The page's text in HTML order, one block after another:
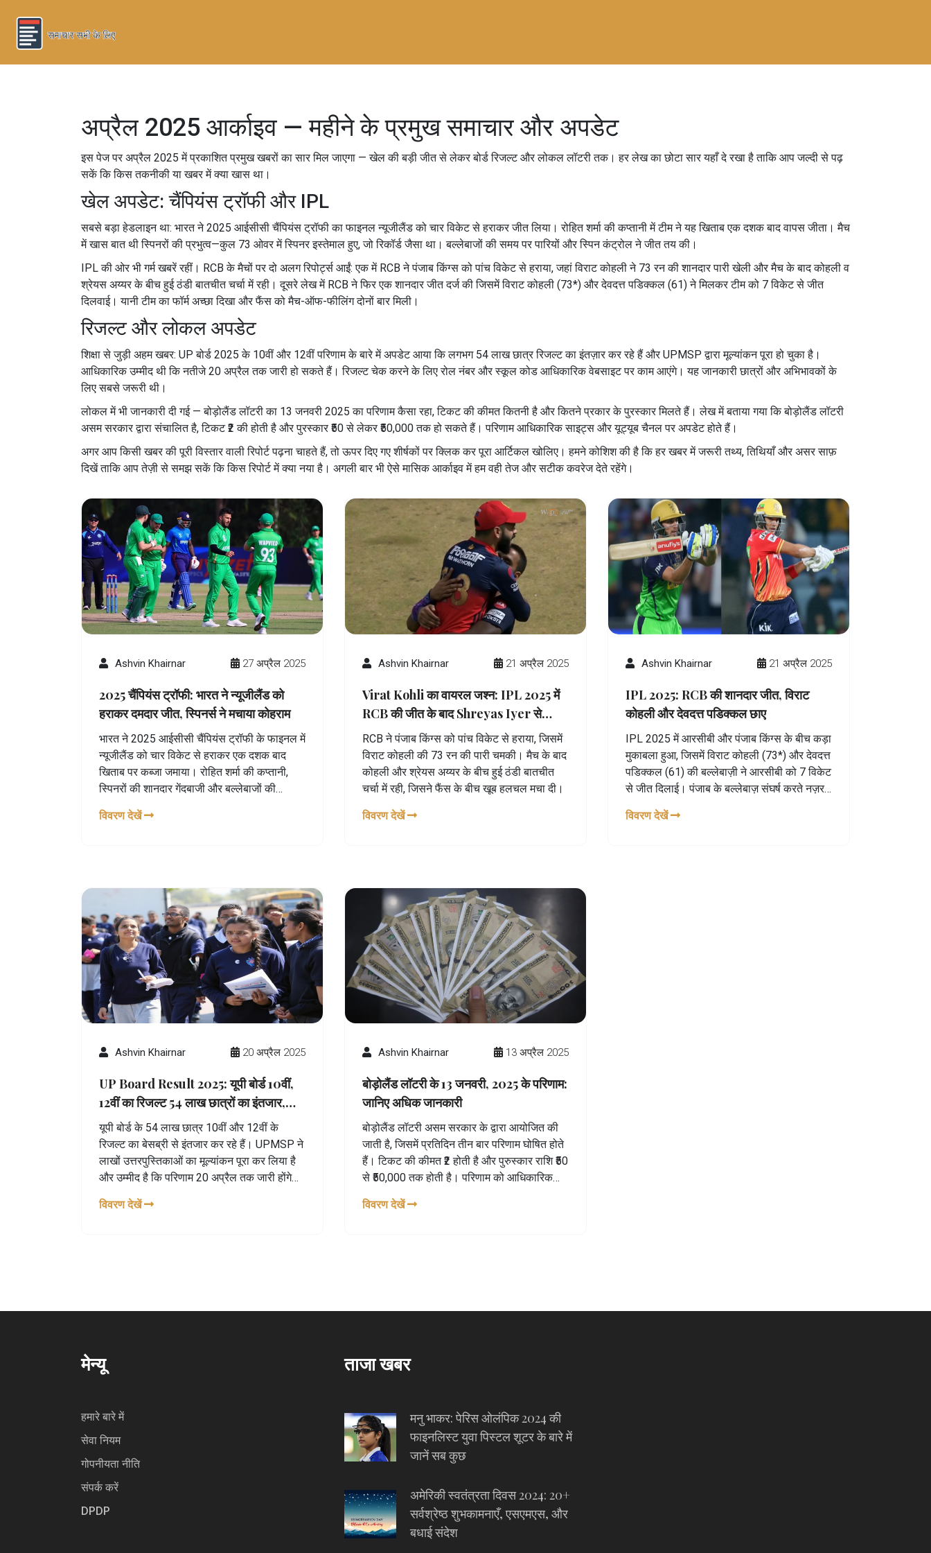
अप्रैल 2025 आर्काइव — महीने के प्रमुख समाचार और अपडेट
इस पेज पर अप्रैल 2025 में प्रकाशित प्रमुख खबरों का सार मिल जाएगा — खेल की बड़ी जीत से लेकर बोर्ड रिजल्ट और लोकल लॉटरी तक। हर लेख का छोटा सार यहाँ दे रखा है ताकि आप जल्दी से पढ़
सकें कि किस तकनीकी या खबर में क्या खास था।
खेल अपडेट: चैंपियंस ट्रॉफी और IPL
सबसे बड़ा हेडलाइन था: भारत ने 2025 आईसीसी चैंपियंस ट्रॉफी का फाइनल न्यूजीलैंड को चार विकेट से हराकर जीत लिया। रोहित शर्मा की कप्तानी में टीम ने यह खिताब एक दशक बाद वापस जीता। मैच
में खास बात थी स्पिनरों की प्रभुत्व—कुल 73 ओवर में स्पिनर इस्तेमाल हुए, जो रिकॉर्ड जैसा था। बल्लेबाजों की समय पर पारियों और स्पिन कंट्रोल ने जीत तय की।
IPL की ओर भी गर्म खबरें रहीं। RCB के मैचों पर दो अलग रिपोर्ट्स आईं: एक में RCB ने पंजाब किंग्स को पांच विकेट से हराया, जहां विराट कोहली ने 73 रन की शानदार पारी खेली और मैच के बाद कोहली व
श्रेयस अय्यर के बीच हुई ठंडी बातचीत चर्चा में रही। दूसरे लेख में RCB ने फिर एक शानदार जीत दर्ज की जिसमें विराट कोहली (73*) और देवदत्त पडिक्कल (61) ने मिलकर टीम को 7 विकेट से जीत
दिलवाई। यानी टीम का फॉर्म अच्छा दिखा और फैंस को मैच-ऑफ-फीलिंग दोनों बार मिली।
रिजल्ट और लोकल अपडेट
शिक्षा से जुड़ी अहम खबर: UP बोर्ड 2025 के 10वीं और 12वीं परिणाम के बारे में अपडेट आया कि लगभग 54 लाख छात्र रिजल्ट का इंतज़ार कर रहे हैं और UPMSP द्वारा मूल्यांकन पूरा हो चुका है।
आधिकारिक उम्मीद थी कि नतीजे 20 अप्रैल तक जारी हो सकते हैं। रिजल्ट चेक करने के लिए रोल नंबर और स्कूल कोड आधिकारिक वेबसाइट पर काम आएंगे। यह जानकारी छात्रों और अभिभावकों के
लिए सबसे जरूरी थी।
लोकल में भी जानकारी दी गई — बोड़ोलैंड लॉटरी का 13 जनवरी 2025 का परिणाम कैसा रहा, टिकट की कीमत कितनी है और कितने प्रकार के पुरस्कार मिलते हैं। लेख में बताया गया कि बोड़ोलैंड लॉटरी
असम सरकार द्वारा संचालित है, टिकट ₹2 की होती है और पुरस्कार ₹50 से लेकर ₹50,000 तक हो सकते हैं। परिणाम आधिकारिक साइट्स और यूट्यूब चैनल पर अपडेट होते हैं।
अगर आप किसी खबर की पूरी विस्तार वाली रिपोर्ट पढ़ना चाहते हैं, तो ऊपर दिए गए शीर्षकों पर क्लिक कर पूरा आर्टिकल खोलिए। हमने कोशिश की है कि हर खबर में जरूरी तथ्य, तिथियाँ और असर साफ़
दिखें ताकि आप तेज़ी से समझ सकें कि किस रिपोर्ट में क्या नया है। अगली बार भी ऐसे मासिक आर्काइव में हम वही तेज और सटीक कवरेज देते रहेंगे।
Ashvin Khairnar 27 अप्रैल 2025
2025 चैंपियंस ट्रॉफी: भारत ने न्यूजीलैंड को
हराकर दमदार जीत, स्पिनर्स ने मचाया कोहराम
भारत ने 2025 आईसीसी चैंपियंस ट्रॉफी के फाइनल में
न्यूजीलैंड को चार विकेट से हराकर एक दशक बाद
खिताब पर कब्जा जमाया। रोहित शर्मा की कप्तानी,
स्पिनरों की शानदार गेंदबाजी और बल्लेबाजों की
हासिल की। मैच में कुल 73 ओवर स्पिन से डाले गए,
विवरण देखें
Ashvin Khairnar 21 अप्रैल 2025
Virat Kohli का वायरल जश्न: IPL 2025 में
RCB की जीत के बाद Shreyas Iyer से
तनातनी, ड्रेसिंग रूम तक चर्चा
RCB ने पंजाब किंग्स को पांच विकेट से हराया, जिसमें
विराट कोहली की 73 रन की पारी चमकी। मैच के बाद
कोहली और श्रेयस अय्यर के बीच हुई ठंडी बातचीत
चर्चा में रही, जिसने फैंस के बीच खूब हलचल मचा दी।
विवरण देखें
Ashvin Khairnar 21 अप्रैल 2025
IPL 2025: RCB की शानदार जीत, विराट
कोहली और देवदत्त पडिक्कल छाए
IPL 2025 में आरसीबी और पंजाब किंग्स के बीच कड़ा
मुकाबला हुआ, जिसमें विराट कोहली (73*) और देवदत्त
पडिक्कल (61) की बल्लेबाज़ी ने आरसीबी को 7 विकेट
से जीत दिलाई। पंजाब के बल्लेबाज़ संघर्ष करते नज़र
विवरण देखें
Ashvin Khairnar 20 अप्रैल 2025
UP Board Result 2025: यूपी बोर्ड 10वीं,
12वीं का रिजल्ट 54 लाख छात्रों का इंतजार,
अप्रैल 20 तक जारी होने की संभावना
यूपी बोर्ड के 54 लाख छात्र 10वीं और 12वीं के
रिजल्ट का बेसब्री से इंतजार कर रहे हैं। UPMSP ने
लाखों उत्तरपुस्तिकाओं का मूल्यांकन पूरा कर लिया है
और उम्मीद है कि परिणाम 20 अप्रैल तक जारी होंगे।
नतीजे देखे जा सकेंगे।
विवरण देखें
Ashvin Khairnar 13 अप्रैल 2025
बोड़ोलैंड लॉटरी के 13 जनवरी, 2025 के परिणाम:
जानिए अधिक जानकारी
बोड़ोलैंड लॉटरी असम सरकार के द्वारा आयोजित की
जाती है, जिसमें प्रतिदिन तीन बार परिणाम घोषित होते
हैं। टिकट की कीमत ₹2 होती है और पुरुस्कार राशि ₹50
से ₹50,000 तक होती है। परिणाम को आधिकारिक
विवरण देखें
मेन्यू
हमारे बारे में
सेवा नियम
गोपनीयता नीति
संपर्क करें
DPDP
ताजा खबर
मनु भाकर: पेरिस ओलंपिक 2024 की
फाइनलिस्ट युवा पिस्टल शूटर के बारे में
जानें सब कुछ
अमेरिकी स्वतंत्रता दिवस 2024: 20+
सर्वश्रेष्ठ शुभकामनाएँ, एसएमएस, और
बधाई संदेश